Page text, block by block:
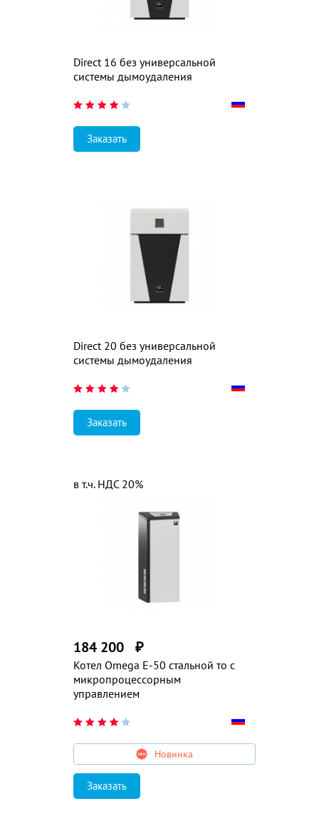
Direct 16 без универсальной
системы дымоудаления
Заказать
Direct 20 без универсальной
системы дымоудаления
Заказать
Котел Omega E-50 стальной то с
микропроцессорным
управлением
184 200 ₽
в т.ч. НДС 20%
Новинка
Заказать